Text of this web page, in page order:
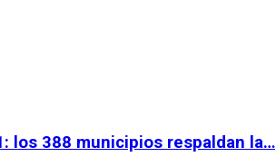
los 388 municipios respaldan la…